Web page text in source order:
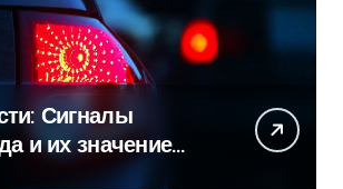
Сигналы
и их значение
на дороге